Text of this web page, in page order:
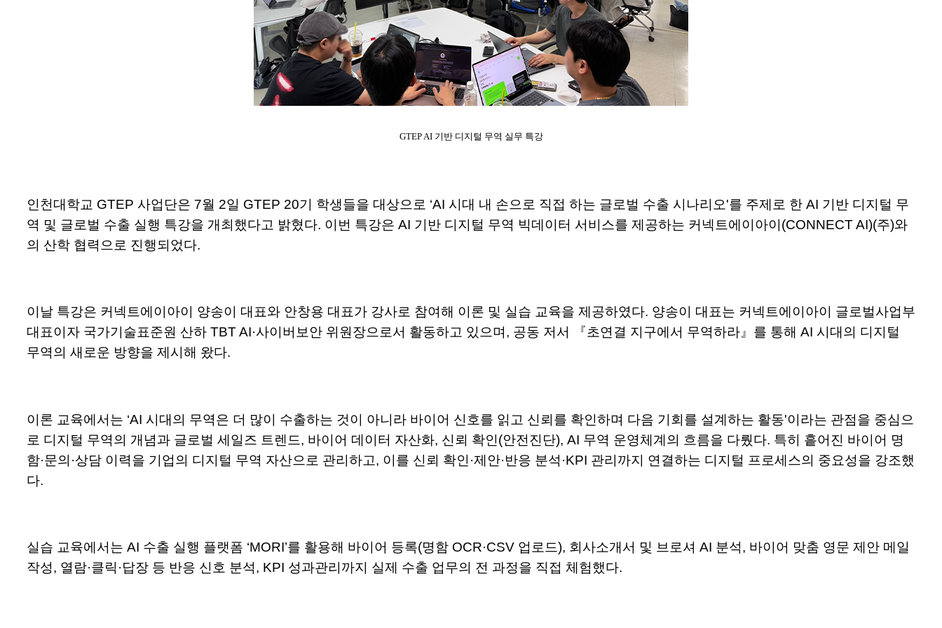
GTEP AI 기반 디지털 무역 실무 특강
인천대학교 GTEP 사업단은 7월 2일 GTEP 20기 학생들을 대상으로 ‘AI 시대 내 손으로 직접 하는 글로벌 수출 시나리오'를 주제로 한 AI 기반 디지털 무
역 및 글로벌 수출 실행 특강을 개최했다고 밝혔다. 이번 특강은 AI 기반 디지털 무역 빅데이터 서비스를 제공하는 커넥트에이아이(CONNECT AI)(주)와
의 산학 협력으로 진행되었다.
이날 특강은 커넥트에이아이 양송이 대표와 안창용 대표가 강사로 참여해 이론 및 실습 교육을 제공하였다. 양송이 대표는 커넥트에이아이 글로벌사업부
대표이자 국가기술표준원 산하 TBT AI·사이버보안 위원장으로서 활동하고 있으며, 공동 저서 『초연결 지구에서 무역하라』를 통해 AI 시대의 디지털
무역의 새로운 방향을 제시해 왔다.
이론 교육에서는 ‘AI 시대의 무역은 더 많이 수출하는 것이 아니라 바이어 신호를 읽고 신뢰를 확인하며 다음 기회를 설계하는 활동'이라는 관점을 중심으
로 디지털 무역의 개념과 글로벌 세일즈 트렌드, 바이어 데이터 자산화, 신뢰 확인(안전진단), AI 무역 운영체계의 흐름을 다뤘다. 특히 흩어진 바이어 명
함·문의·상담 이력을 기업의 디지털 무역 자산으로 관리하고, 이를 신뢰 확인·제안·반응 분석·KPI 관리까지 연결하는 디지털 프로세스의 중요성을 강조했
다.
실습 교육에서는 AI 수출 실행 플랫폼 ‘MORI’를 활용해 바이어 등록(명함 OCR·CSV 업로드), 회사소개서 및 브로셔 AI 분석, 바이어 맞춤 영문 제안 메일
작성, 열람·클릭·답장 등 반응 신호 분석, KPI 성과관리까지 실제 수출 업무의 전 과정을 직접 체험했다.